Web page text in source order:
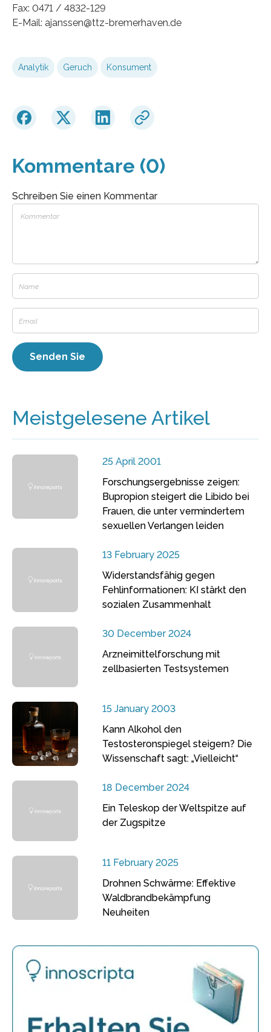
Fax: 0471 / 4832-129
E-Mail: ajanssen@ttz-bremerhaven.de
Analytik Geruch Konsument
Kommentare (0)
Schreiben Sie einen Kommentar
Meistgelesene Artikel
25 April 2001
Forschungsergebnisse zeigen:
Bupropion steigert die Libido bei
Frauen, die unter vermindertem
sexuellen Verlangen leiden
13 February 2025
Widerstandsfähig gegen
Fehlinformationen: KI stärkt den
sozialen Zusammenhalt
30 December 2024
Arzneimittelforschung mit
zellbasierten Testsystemen
15 January 2003
Kann Alkohol den
Testosteronspiegel steigern? Die
Wissenschaft sagt: „Vielleicht“
18 December 2024
Ein Teleskop der Weltspitze auf
der Zugspitze
11 February 2025
Drohnen Schwärme: Effektive
Waldbrandbekämpfung
Neuheiten